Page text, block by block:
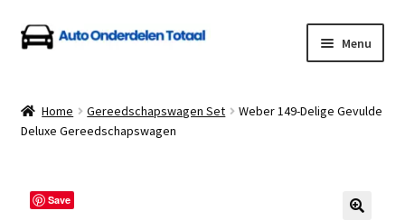
Ga
door
navigatie
Ga
naar
inhoud
Menu
Algemene Voorwaarden
Home Gereedschapswagen Set
Weber 149-Delige Gevulde
Deluxe Gereedschapswagen
Save